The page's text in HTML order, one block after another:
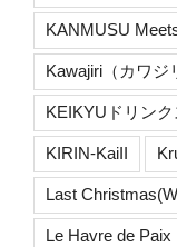
KANMUSU
Kawajiri（カワジ
KEIKYUドリン
KIRIN-KaiII
Last
Le Havre de Paix